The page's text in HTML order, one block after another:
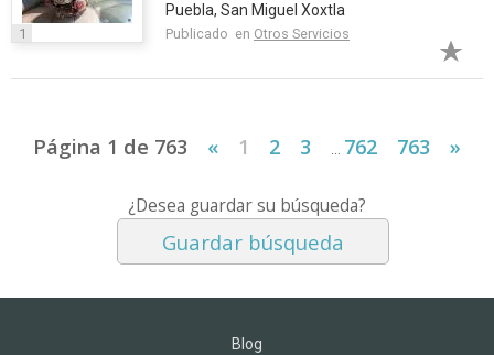
1
XOXTLA
Puebla, San Miguel Xoxtla
Publicado en Otros Servicios
Página 1 de 763 « 1 2 3 762 763 »
¿Desea guardar su búsqueda?
Guardar búsqueda
Blog